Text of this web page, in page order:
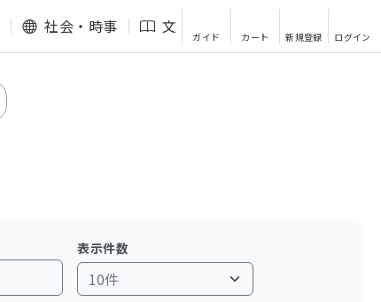
社会・時事 文芸・エッセイ
ガイド カート 新規登録 ログイン
表示件数